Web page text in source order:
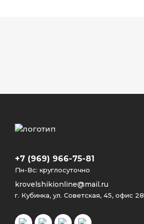
+7 (969) 966-75-81
Пн-Вс: круглосуточно
krovelshikionline@mail.ru
г. Кубинка, ул. Советская, 45, офис 28